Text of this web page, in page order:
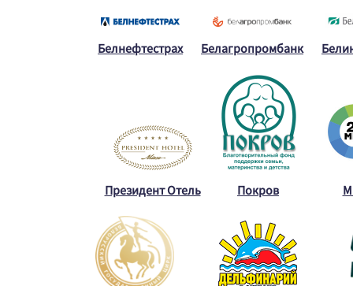
Белнефтестрах Белагропромбанк
Президент Отель Покров